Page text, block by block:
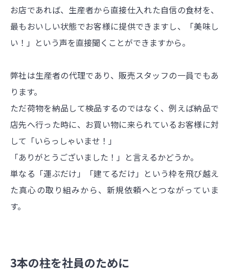
お店であれば、生産者から直接仕入れた自信の食材を、
最もおいしい状態でお客様に提供できますし、「美味し
い！」という声を直接聞くことができますから。
弊社は生産者の代理であり、販売スタッフの一員でもあ
ります。
ただ荷物を納品して検品するのではなく、例えば納品で
店先へ行った時に、お買い物に来られているお客様に対
して「いらっしゃいませ！」
「ありがとうございました！」と言えるかどうか。
単なる「運ぶだけ」「建てるだけ」という枠を飛び越え
た真心の取り組みから、新規依頼へとつながっていま
す。
3本の柱を社員のために